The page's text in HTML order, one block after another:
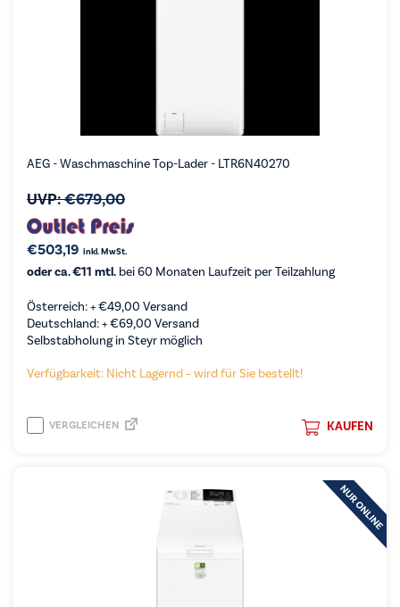
AEG - Waschmaschine Top-Lader - LTR6N40270
UVP:€679,00
€503,19 inkl. MwSt.
oder ca. €11 mtl. bei 60 Monaten Laufzeit per Teilzahlung
Österreich: +€49,00 Versand
Deutschland: +€69,00 Versand
Selbstabholung in Steyr möglich
Verfügbarkeit: Nicht Lagernd – wird für Sie bestellt!
KAUFEN
VERGLEICHEN